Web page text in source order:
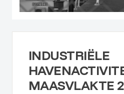
INDUSTRIËLE
MAASVLAKTE 2